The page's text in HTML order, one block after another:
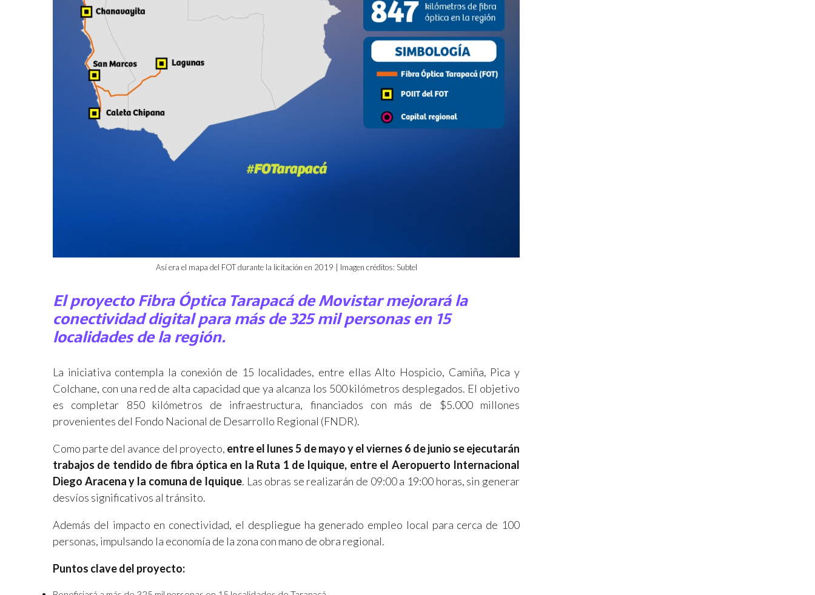
Así era el mapa del FOT durante la licitación en 2019 | Imagen créditos: Subtel
El proyecto Fibra Óptica Tarapacá de Movistar mejorará la
conectividad digital para más de 325 mil personas en 15
localidades de la región.
La iniciativa contempla la conexión de 15 localidades, entre ellas Alto Hospicio, Camiña, Pica y
Colchane, con una red de alta capacidad que ya alcanza los 500 kilómetros desplegados. El objetivo
es completar 850 kilómetros de infraestructura, financiados con más de $5.000 millones
provenientes del Fondo Nacional de Desarrollo Regional (FNDR).
Como parte del avance del proyecto, entre el lunes 5 de mayo y el viernes 6 de junio se ejecutarán
trabajos de tendido de fibra óptica en la Ruta 1 de Iquique, entre el Aeropuerto Internacional
Diego Aracena y la comuna de Iquique. Las obras se realizarán de 09:00 a 19:00 horas, sin generar
desvíos significativos al tránsito.
Además del impacto en conectividad, el despliegue ha generado empleo local para cerca de 100
personas, impulsando la economía de la zona con mano de obra regional.
Puntos clave del proyecto: